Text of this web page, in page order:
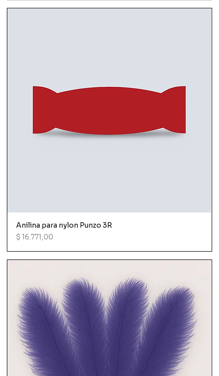
Anilina para nylon Punzo 3R
Precio
$ 16.771,00